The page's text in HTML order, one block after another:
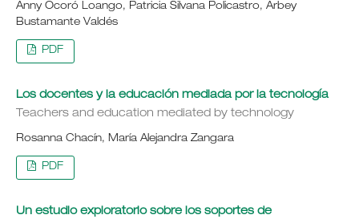
Anny Ocoró Loango, Patricia Silvana Policastro, Arbey
Bustamante Valdés
PDF
Los docentes y la educación mediada por la tecnología
Teachers and education mediated by technology
Rosanna Chacín, María Alejandra Zangara
PDF
Un estudio exploratorio sobre los soportes de